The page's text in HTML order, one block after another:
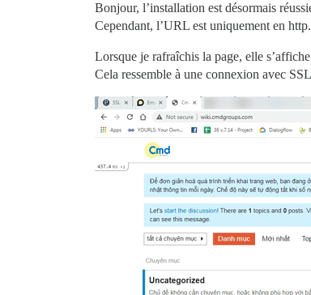
Bonjour, l’installation est désormais
Cependant, l’URL est uniquement en
Lorsque je rafraîchis la page, elle
Cela ressemble à une connexion avec